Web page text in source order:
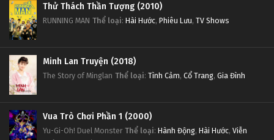
Thử Thách Thần Tượng (2010)
RUNNING MAN Thể loại: Hài Hước, Phiêu Lưu, TV Shows
Minh Lan Truyện (2018)
The Story of Minglan Thể loại: Tình Cảm, Cổ Trang, Gia Đình
Vua Trò Chơi Phần 1 (2000)
Yu-Gi-Oh! Duel Monster Thể loại: Hành Động, Hài Hước, Viễn